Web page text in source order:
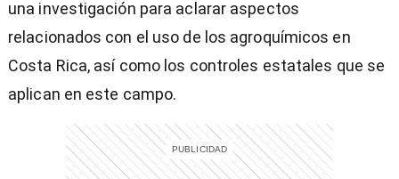
una investigación para aclarar aspectos
relacionados con el uso de los agroquímicos en
Costa Rica, así como los controles estatales que se
aplican en este campo.